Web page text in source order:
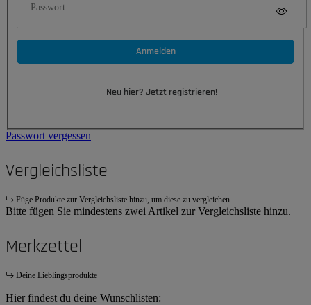
Passwort
Anmelden
Neu hier? Jetzt registrieren!
Passwort vergessen
Vergleichsliste
Füge Produkte zur Vergleichsliste hinzu, um diese zu vergleichen.
Bitte fügen Sie mindestens zwei Artikel zur Vergleichsliste hinzu.
Merkzettel
Deine Lieblingsprodukte
Hier findest du deine Wunschlisten: